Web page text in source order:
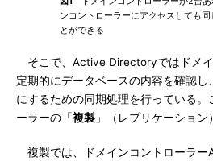
ンコントローラーにアクセスしても
とができる
そこで、Active Directoryではドメ
定期的にデータベースの内容を確認
にするための同期処理を行っている。
ーラーの「複製 」（レプリケーション
複製では、ドメインコントローラー